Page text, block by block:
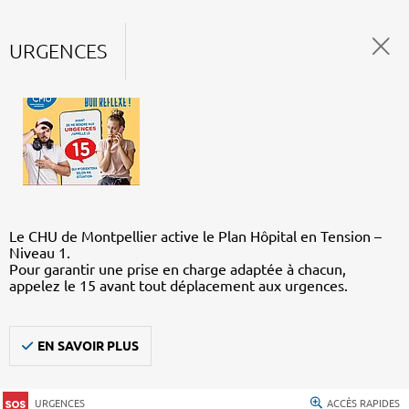
URGENCES
Le CHU de Montpellier active le Plan Hôpital en Tension –
Niveau 1.
Pour garantir une prise en charge adaptée à chacun,
appelez le 15 avant tout déplacement aux urgences.
EN SAVOIR PLUS
URGENCES ACCÈS RAPIDES